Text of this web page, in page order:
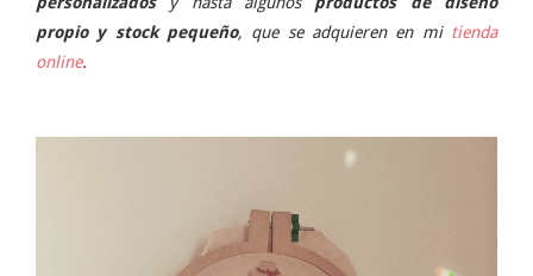
propio y stock pequeño, que se adquieren en mi tienda
online.